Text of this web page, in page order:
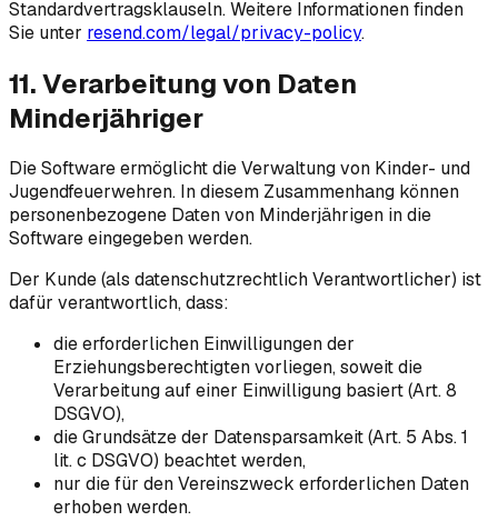
Standardvertragsklauseln. Weitere Informationen finden
Sie unter resend.com/legal/privacy-policy.
11. Verarbeitung von Daten
Minderjähriger
Die Software ermöglicht die Verwaltung von Kinder- und
Jugendfeuerwehren. In diesem Zusammenhang können
personenbezogene Daten von Minderjährigen in die
Software eingegeben werden.
Der Kunde (als datenschutzrechtlich Verantwortlicher) ist
dafür verantwortlich, dass:
die erforderlichen Einwilligungen der
Erziehungsberechtigten vorliegen, soweit die
Verarbeitung auf einer Einwilligung basiert (Art. 8
DSGVO),
die Grundsätze der Datensparsamkeit (Art. 5 Abs. 1
lit. c DSGVO) beachtet werden,
nur die für den Vereinszweck erforderlichen Daten
erhoben werden.